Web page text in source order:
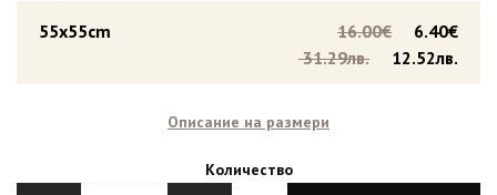
55x55cm 6.40€
16.00€
12.52лв.
31.29лв.
Описание на размери
Количество